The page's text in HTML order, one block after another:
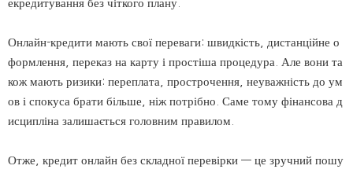
екредитування без чіткого плану.
Онлайн-кредити мають свої переваги: швидкість, дистанційне о
формлення, переказ на карту і простіша процедура. Але вони та
кож мають ризики: переплата, прострочення, неуважність до ум
ов і спокуса брати більше, ніж потрібно. Саме тому фінансова д
исципліна залишається головним правилом.
Отже, кредит онлайн без складної перевірки — це зручний пошу